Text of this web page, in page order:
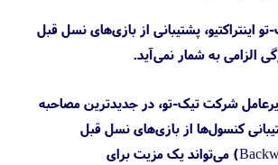
اینتراکتیو، پشتیبانی از بازی‌های نسل قبل
الزامی به شمار نمی‌آید.
شرکت تیک-تو، در جدیدترین مصاحبه
کنسول‌ها از بازی‌های نسل قبل
(Backwards Compatibility) می‌تواند یک مزیت برای